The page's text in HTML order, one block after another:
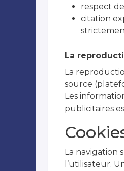
respect
citation
La
La
source
Les
publicitaires
La navigation
l’utilisateur.